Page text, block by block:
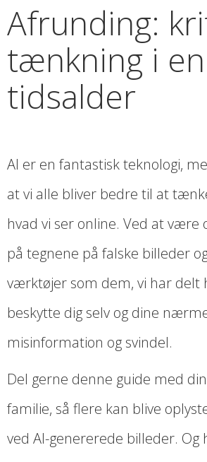
Afrunding:
tænkning i
tidsalder
AI er en fantastisk teknologi,
at vi alle bliver bedre til at
hvad vi ser online. Ved at
på tegnene på falske billeder
værktøjer som dem, vi har delt
beskytte dig selv og dine
misinformation og svindel.
Del gerne denne guide med
familie, så flere kan blive
ved AI-genererede billeder. Og